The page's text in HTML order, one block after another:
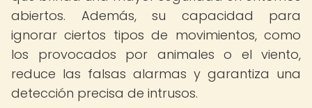
abiertos. Además, su capacidad para
ignorar ciertos tipos de movimientos, como
los provocados por animales o el viento,
reduce las falsas alarmas y garantiza una
detección precisa de intrusos.